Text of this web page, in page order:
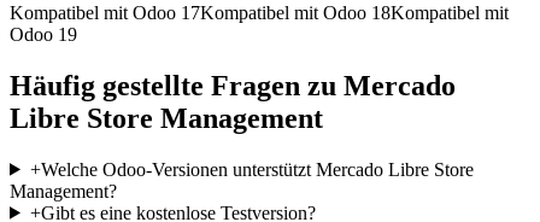
Kompatibel mit Odoo 17Kompatibel mit Odoo 18Kompatibel mit
Odoo 19
Häufig gestellte Fragen zu Mercado
Libre Store Management
+Welche Odoo-Versionen unterstützt Mercado Libre Store
Management?
+Gibt es eine kostenlose Testversion?